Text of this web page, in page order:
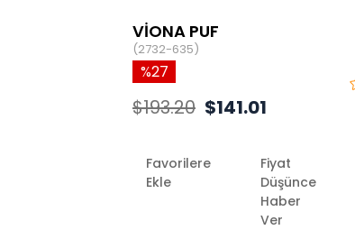
VİONA PUF
(2732-635)
27
$193.20 $141.01
Favorilere
Ekle
Fiyat
Düşünce
Haber
Ver